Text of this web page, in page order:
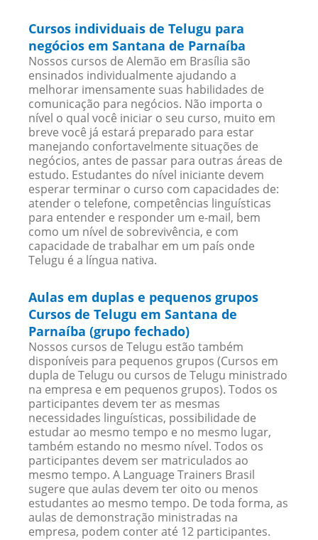
Cursos individuais de Telugu para
negócios em Santana de Parnaíba
Nossos cursos de Alemão em Brasília são
ensinados individualmente ajudando a
melhorar imensamente suas habilidades de
comunicação para negócios. Não importa o
nível o qual você iniciar o seu curso, muito em
breve você já estará preparado para estar
manejando confortavelmente situações de
negócios, antes de passar para outras áreas de
estudo. Estudantes do nível iniciante devem
esperar terminar o curso com capacidades de:
atender o telefone, competências linguísticas
para entender e responder um e-mail, bem
como um nível de sobrevivência, e com
capacidade de trabalhar em um país onde
Telugu é a língua nativa.
Aulas em duplas e pequenos grupos
Cursos de Telugu em Santana de
Parnaíba (grupo fechado)
Nossos cursos de Telugu estão também
disponíveis para pequenos grupos (Cursos em
dupla de Telugu ou cursos de Telugu ministrado
na empresa e em pequenos grupos). Todos os
participantes devem ter as mesmas
necessidades linguísticas, possibilidade de
estudar ao mesmo tempo e no mesmo lugar,
também estando no mesmo nível. Todos os
participantes devem ser matriculados ao
mesmo tempo. A Language Trainers Brasil
sugere que aulas devem ter oito ou menos
estudantes ao mesmo tempo. De toda forma, as
aulas de demonstração ministradas na
empresa, podem conter até 12 participantes.